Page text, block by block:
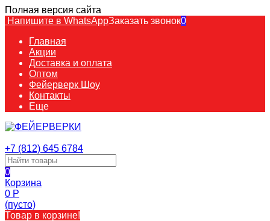
Полная версия сайта
Напишите в WhatsAppЗаказать звонок0
Главная
Акции
Доставка и оплата
Оптом
Фейерверк Шоу
Контакты
Еще
+7 (812) 645 6784
0
Корзина
0 Р
(пусто)
Товар в корзине!